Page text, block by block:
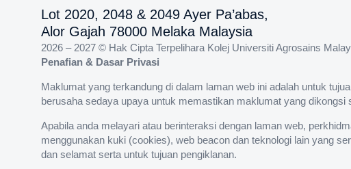
Lot 2020, 2048 & 2049 Ayer Pa’abas,
Alor Gajah 78000 Melaka Malaysia
2026 – 2027 © Hak Cipta Terpelihara Kolej Universiti Agrosains
Penafian & Dasar Privasi
Maklumat yang terkandung di dalam laman web ini adalah untuk
berusaha sedaya upaya untuk memastikan maklumat yang dikongsi
Apabila anda melayari atau berinteraksi dengan laman web,
menggunakan kuki (cookies), web beacon dan teknologi lain yang
dan selamat serta untuk tujuan pengiklanan.